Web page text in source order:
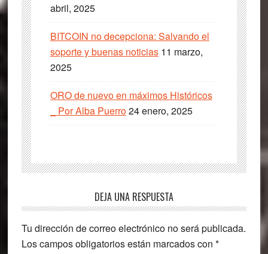
abril, 2025
BITCOIN no decepciona: Salvando el
soporte y buenas noticias 11 marzo,
2025
ORO de nuevo en máximos Históricos
_ Por Alba Puerro24 enero, 2025
Interacciones
con
los
lectores
DEJA UNA RESPUESTA
Tu dirección de correo electrónico no será publicada.
Los campos obligatorios están marcados con *